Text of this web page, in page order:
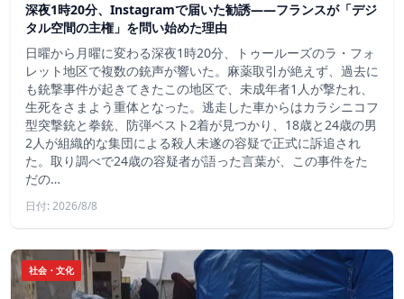
深夜1時20分、Instagramで届いた勧誘――フランスが「デジ
タル空間の主権」を問い始めた理由
日曜から月曜に変わる深夜1時20分、トゥールーズのラ・フォ
レット地区で複数の銃声が響いた。麻薬取引が絶えず、過去に
も銃撃事件が起きてきたこの地区で、未成年者1人が撃たれ、
生死をさまよう重体となった。逃走した車からはカラシニコフ
型突撃銃と拳銃、防弾ベスト2着が見つかり、18歳と24歳の男
2人が組織的な集団による殺人未遂の容疑で正式に訴追され
た。取り調べで24歳の容疑者が語った言葉が、この事件をた
だの…
日付: 2026/8/8
社会・文化